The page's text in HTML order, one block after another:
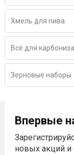
Хмель для пива
Всё для
Зерновые наборы
Впервые
новых акций